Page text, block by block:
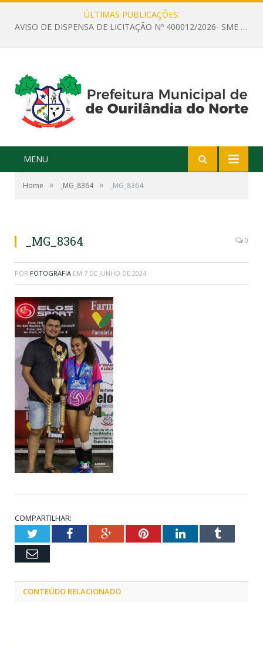
ÚLTIMAS PUBLICAÇÕES:
AVISO DE DISPENSA DE LICITAÇÃO Nº 400012/2026- SME – CONTRATAÇÃO DE EMPRESA ESPECIALIZADA PARA LOCAÇÃO DE ÔNIBUS EXECUTIVO COM CAPACIDADE DE 60 (SESSENTA) POLTRONAS, PARA TRANSPORTAR PROFESSORES RESPONSÁVEIS E ALUNOS PARA BRASÍLIA, COM SAÍDA DIA 10/08/2026 E RETORNO DIA 14/08/2026
MENU
Home » _MG_8364 » _MG_8364
_MG_8364 0
POR FOTOGRAFIA EM 7 DE JUNHO DE 2024
COMPARTILHAR:
TwitterFacebookGoogle+PinterestLinkedInTumblr
Email
CONTEÚDO RELACIONADO